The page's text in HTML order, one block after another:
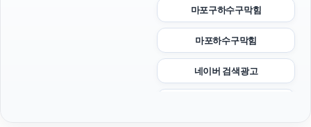
마포구하수구막힘
마포하수구막힘
네이버 검색광고